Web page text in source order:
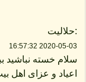
:حلالیت
2020-05-03 16:57:32
سلام خسته نباشید
اعیاد و عزای اهل